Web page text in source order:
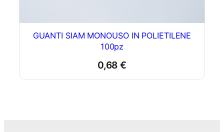
GUANTI SIAM MONOUSO IN POLIETILENE
100pz
0,68€